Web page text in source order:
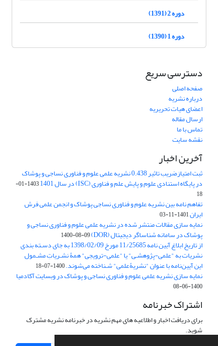
دوره 2 (1391)
دوره 1 (1390)
دسترسی سریع
صفحه اصلی
درباره نشریه
اعضای هیات تحریریه
ارسال مقاله
تماس با ما
نقشه سایت
آخرین اخبار
ثبت امتیازضریب تاثیر 0.438 نشریه علمی علوم و فناوری نساجی و پوشاک
در پایگاه استنادی علوم و پایش علم و فناوری (ISC) در سال 1401
1403-01-
18
تفاهم نامه بین نشریه علوم و فناوری نساجی پوشاک و انجمن علمی فرش
ایران1401-11-03
نمایه سازی مقالات منتشر شده در نشریه علمی علوم و فناوری نساجی و
پوشاک در سامانه شناساگر دیجیتال (DOR) 1400-08-09
از تاریخ ابلاغ آیین نامه 11/25685 مورخ 1398/02/09 به جای دسـته بندی
نشریات به "علمی-پژوهشـی" یا "علمی-ترویجی" همۀ نشـریاتِ مشـمول
این آیین‌نامه با عنوان "نشریۀعلمی" شـناخته می‌شوند.1400-07-18
نمایه سازی نشریه علمی علوم و فناوری نساجی و پوشاک در وبسایت آکادمیا
1400-06-08
اشتراک خبرنامه
برای دریافت اخبار و اطلاعیه های مهم نشریه در خبرنامه نشریه مشترک
شوید.